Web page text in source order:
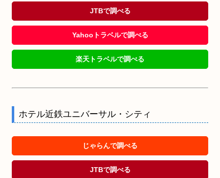
JTBで調べる
Yahooトラベルで調べる
楽天トラベルで調べる
ホテル近鉄ユニバーサル・シティ
じゃらんで調べる
JTBで調べる